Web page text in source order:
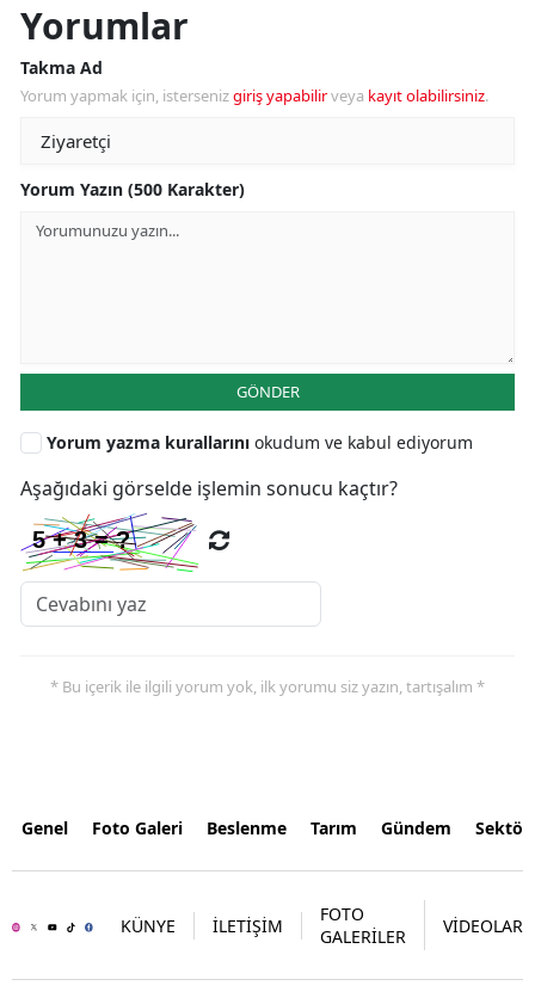
Yorumlar
Takma Ad
Yorum yapmak için, istersenizgiriş yapabilirveya kayıt olabilirsiniz.
Yorum Yazın (500 Karakter)
GÖNDER
Yorum yazma kurallarını okudum ve kabul ediyorum
Aşağıdaki görselde işlemin sonucu kaçtır?
* Bu içerik ile ilgili yorum yok, ilk yorumu siz yazın, tartışalım *
Genel Foto Galeri Beslenme Tarım Gündem
KÜNYE İLETİŞİM
FOTO
GALERİLER
VİDEOLAR